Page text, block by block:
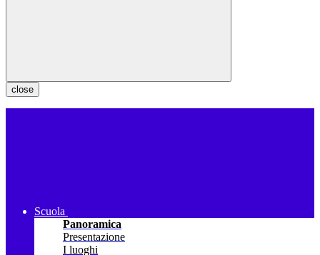
close
Scuola
Panoramica
Presentazione
I luoghi